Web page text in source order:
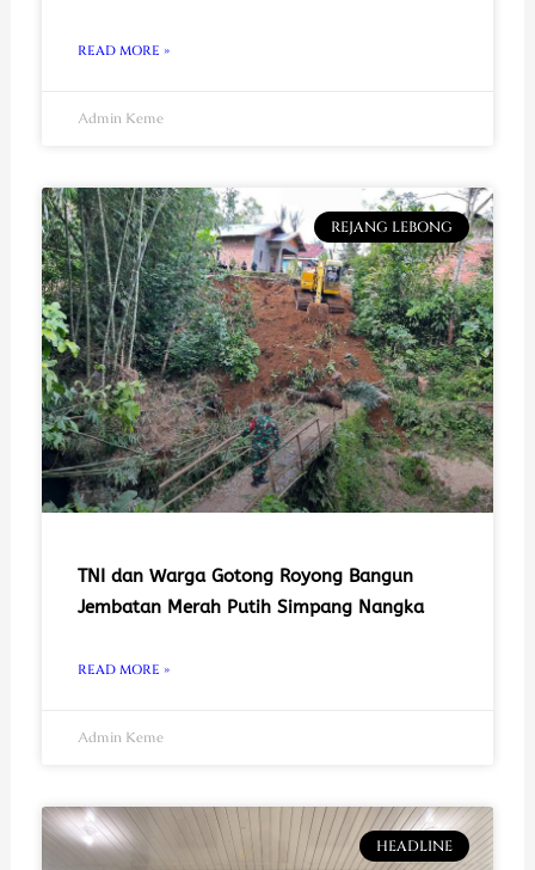
READ MORE »
Admin Keme
REJANG LEBONG
TNI dan Warga Gotong Royong Bangun
Jembatan Merah Putih Simpang Nangka
READ MORE »
Admin Keme
HEADLINE